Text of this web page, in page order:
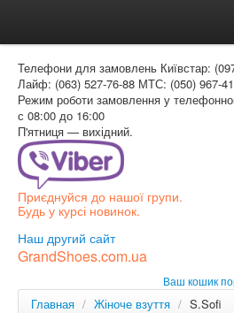
Доставка и оплата
Как заказать
Контакти
Таблиця розмірів
Вхід для покупця
Телефони для замовлень Київстар:
Лайф: (063) 527-76-88 МТС: (050) 967-
Режим роботи замовлення у
с 08:00 до 16:00
П'ятниця — вихідний.
Приєднуйся до нашої групи.
Будь у курсі новинок.
Наш другий сайт
GrandShoes.com.ua
Ваш кошик
Главная / Жіноче взуття / S.Sofi